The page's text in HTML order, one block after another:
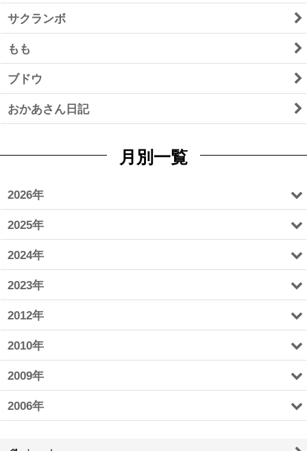
サクランボ
もも
ブドウ
おかあさん日記
月別一覧
2026年
2025年
2024年
2023年
2012年
2010年
2009年
2006年